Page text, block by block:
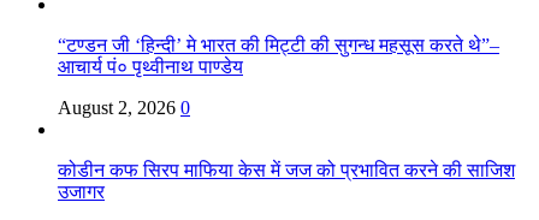
“टण्डन जी ‘हिन्दी’ मे भारत की मिट्टी की सुगन्ध महसूस करते थे”–
आचार्य पं० पृथ्वीनाथ पाण्डेय
August 2, 2026 0
कोडीन कफ सिरप माफिया केस में जज को प्रभावित करने की साजिश
उजागर